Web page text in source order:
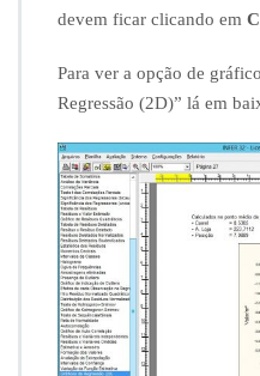
devem ficar clicando em
Para ver a opção de
Regressão (2D)” lá em